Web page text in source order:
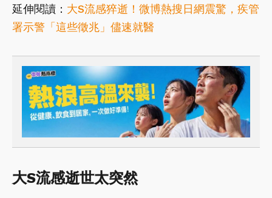
延伸閱讀： 大S流感猝逝！微博熱搜日網震驚，疾管
署示警「這些徵兆」儘速就醫
大S流感逝世太突然